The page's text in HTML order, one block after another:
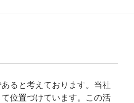
ると考えております。当社
位置づけています。この活